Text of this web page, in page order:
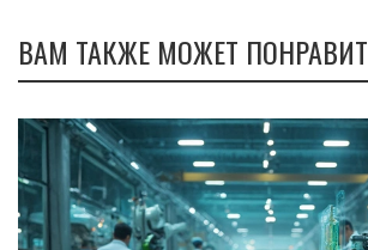
ВАМ ТАКЖЕ МОЖЕТ